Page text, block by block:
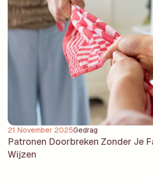
21 November 2025Gedrag
Patronen Doorbreken Zonder Je
Wijzen